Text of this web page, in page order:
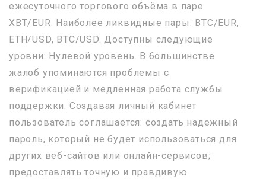
ежесуточного торгового объёма в паре
XBT/EUR. Наиболее ликвидные пары: BTC/EUR,
ETH/USD, BTC/USD. Доступны следующие
уровни: Нулевой уровень. В большинстве
жалоб упоминаются проблемы с
верификацией и медленная работа службы
поддержки. Создавая личный кабинет
пользователь соглашается: создать надежный
пароль, который не будет использоваться для
других веб-сайтов или онлайн-сервисов;
предоставлять точную и правдивую